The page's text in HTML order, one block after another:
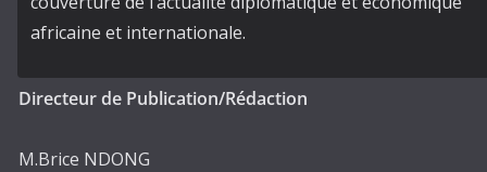
africaine et internationale.
Directeur de Publication/Rédaction
M.Brice NDONG